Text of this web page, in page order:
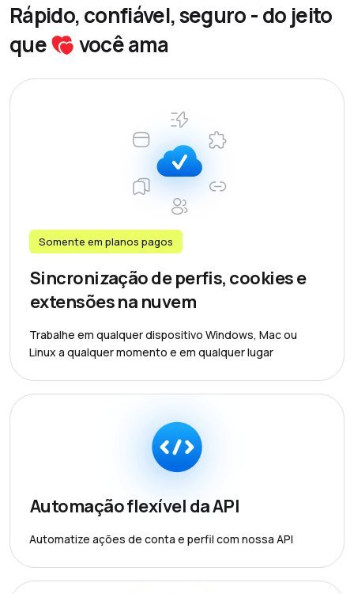
Rápido, confiável, seguro - do jeito
que
você ama
Somente em planos pagos
Sincronização de perfis, cookies e
extensões na nuvem
Trabalhe em qualquer dispositivo Windows, Mac ou
Linux a qualquer momento e em qualquer lugar
Automação flexível da API
Automatize ações de conta e perfil com nossa API